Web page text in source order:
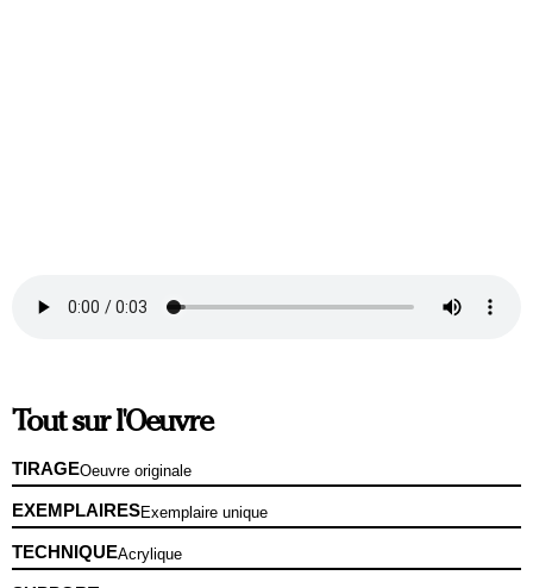
Tout sur l'Oeuvre
TIRAGEOeuvre originale
EXEMPLAIRESExemplaire unique
TECHNIQUEAcrylique